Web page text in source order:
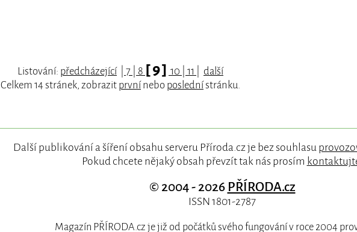
Listování: předcházející| 7 8 [ 9 ] 10 11
další
Celkem 14 stránek, zobrazit prvnínebo poslednístránku.
Další publikování a šíření obsahu serveru Příroda.cz je bez souhlasu
Pokud chcete nějaký obsah převzít tak nás prosím
© 2004 - 2026 PŘÍRODA.cz
ISSN 1801-2787
Magazín PŘÍRODA.cz je již od počátků svého fungování v roce 2004